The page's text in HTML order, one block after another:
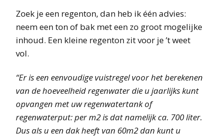
Zoek je een regenton, dan heb ik één advies:
neem een ton of bak met een zo groot mogelijke
inhoud. Een kleine regenton zit voor je ’t weet
vol.
“Er is een eenvoudige vuistregel voor het berekenen
van de hoeveelheid regenwater die u jaarlijks kunt
opvangen met uw regenwatertank of
regenwaterput: per m2 is dat namelijk ca. 700 liter.
Dus als u een dak heeft van 60m2 dan kunt u